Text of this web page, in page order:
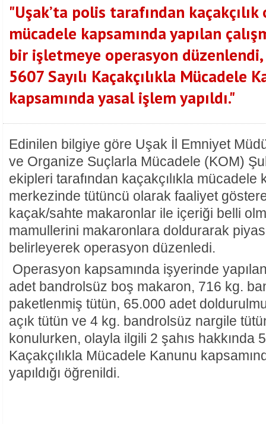
"Uşak’ta polis tarafından
mücadele kapsamında yapılan
bir işletmeye operasyon düzenlendi,
5607 Sayılı Kaçakçılıkla Mücadele
kapsamında yasal işlem yapıldı."
Edinilen bilgiye göre Uşak İl Emniyet
ve Organize Suçlarla Mücadele (KOM)
ekipleri tarafından kaçakçılıkla mücadele
merkezinde tütüncü olarak faaliyet
kaçak/sahte makaronlar ile içeriği belli
mamullerini makaronlara doldurarak
belirleyerek operasyon düzenledi.
Operasyon kapsamında işyerinde
adet bandrolsüz boş makaron, 716 kg.
paketlenmiş tütün, 65.000 adet
açık tütün ve 4 kg. bandrolsüz nargile
konulurken, olayla ilgili 2 şahıs hakkında
Kaçakçılıkla Mücadele Kanunu
yapıldığı öğrenildi.